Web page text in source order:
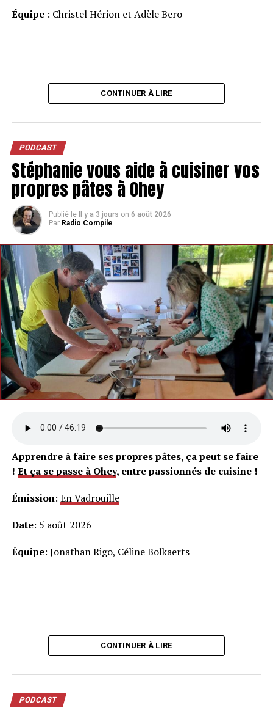
Équipe: Christel Hérion et Adèle Bero
CONTINUER À LIRE
PODCAST
Stéphanie vous aide à cuisiner vos
propres pâtes à Ohey
Publié le Il y a 3 jours on 6 août 2026
Par Radio Compile
Apprendre à faire ses propres pâtes, ça peut se faire
! Et ça se passe à Ohey, entre passionnés de cuisine !
Émission: En Vadrouille
Date: 5 août 2026
Équipe: Jonathan Rigo, Céline Bolkaerts
CONTINUER À LIRE
PODCAST